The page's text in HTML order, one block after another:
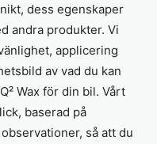
dess egenskaper
andra produkter. Vi
applicering
av vad du kan
Wax för din bil. Vårt
baserad på
så att du